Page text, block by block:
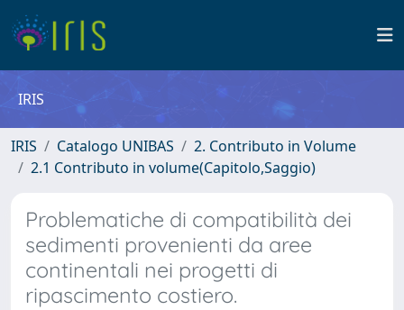
IRIS
IRIS Catalogo UNIBAS
2. Contributo in Volume
2.1 Contributo in volume(Capitolo,Saggio)
Problematiche di compatibilità dei
sedimenti provenienti da aree
continentali nei progetti di
ripascimento costiero.